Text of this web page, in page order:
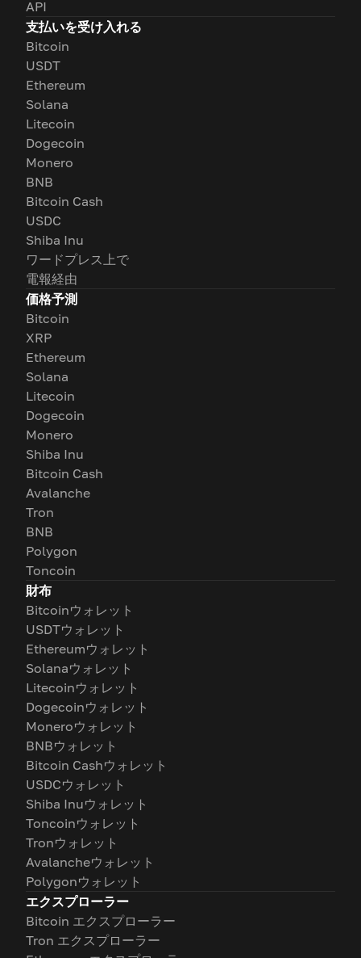
API
支払いを受け入れる
Bitcoin
USDT
Ethereum
Solana
Litecoin
Dogecoin
Monero
BNB
Bitcoin Cash
USDC
Shiba Inu
ワードプレス上で
電報経由
価格予測
Bitcoin
XRP
Ethereum
Solana
Litecoin
Dogecoin
Monero
Shiba Inu
Bitcoin Cash
Avalanche
Tron
BNB
Polygon
Toncoin
財布
Bitcoinウォレット
USDTウォレット
Ethereumウォレット
Solanaウォレット
Litecoinウォレット
Dogecoinウォレット
Moneroウォレット
BNBウォレット
Bitcoin Cashウォレット
USDCウォレット
Shiba Inuウォレット
Toncoinウォレット
Tronウォレット
Avalancheウォレット
Polygonウォレット
エクスプローラー
Bitcoin エクスプローラー
Tron エクスプローラー